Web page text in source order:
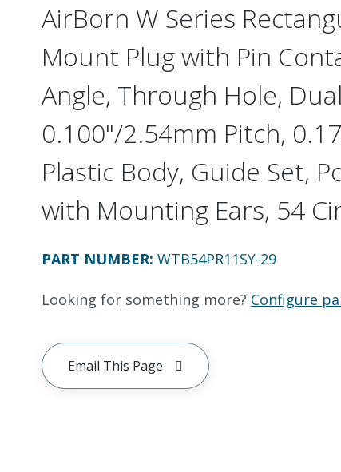
AirBorn W Series
Mount Plug with Pin
Angle, Through Hole,
0.100"/2.54mm Pitch,
Plastic Body, Guide Set,
with Mounting Ears, 54
PART NUMBER: WTB54PR11SY-29
Looking for something more? Configure
Email This Page